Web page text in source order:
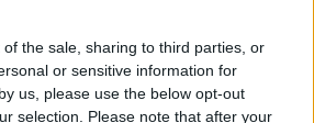
the sale, sharing to third parties, or
or sensitive information for
us, please use the below opt-out
selection. Please note that after your
μικρή ίωση»: Το τελευταίο
στον πρώην σύζυγό της πριν
παιδιά τους